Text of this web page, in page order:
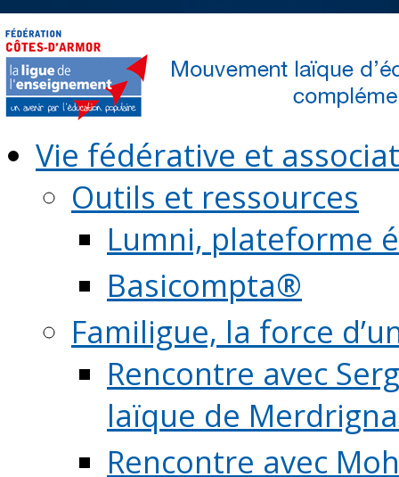
Vie fédérative et
Outils et ressources
Lumni, plateforme
Basicompta®
Familigue, la force
Rencontre avec
laïque de
Rencontre avec